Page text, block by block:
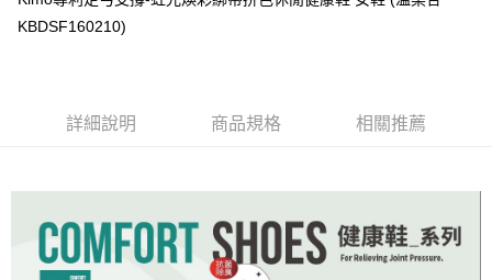
※ 交易是否成功請以「AFTEE先享後付 」之結帳頁面顯示為準，若有關於
【注意事項】
１．透過由恩沛科技股份有限公司提供之「AFTEE先享後付」服務完成之交
２．關於個人資料處理事宜，請瀏覽以下網址：
３．未成年的使用者請事先徵得法定代理人或監護人之同意方可使用
「AFTEE先享後付」，若未經同意申辦者引起之損失，本公司不負相關責
任。
宅配
每筆NT$90，滿NT$1,000(含以上)免運費
KBDSF160210)
詳細說明 商品規格 相關推薦